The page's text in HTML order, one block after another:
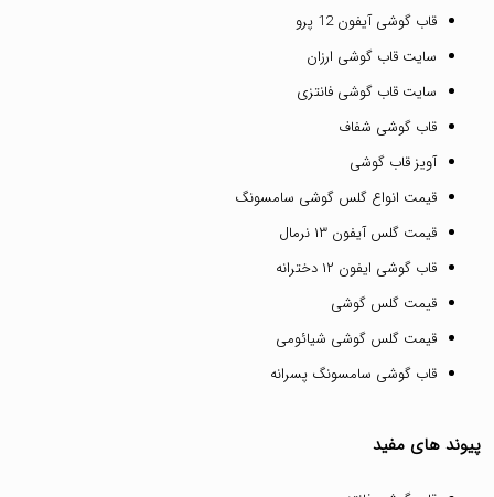
قاب گوشی آیفون 12 پرو
سایت قاب گوشی ارزان
سایت قاب گوشی فانتزی
قاب گوشی شفاف
آویز قاب گوشی
قیمت انواع گلس گوشی سامسونگ
قیمت گلس آیفون ۱۳ نرمال
قاب گوشی ایفون ۱۲ دخترانه
قیمت گلس گوشی
قیمت گلس گوشی شیائومی
قاب گوشی سامسونگ پسرانه
پیوند های مفید